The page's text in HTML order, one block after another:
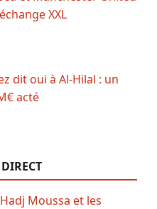
XXL
dit oui à Al-Hilal : un
acté
Moussa et les